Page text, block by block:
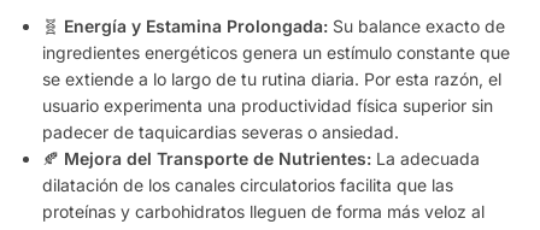
🧬 Energía y Estamina Prolongada: Su balance exacto de
ingredientes energéticos genera un estímulo constante que
se extiende a lo largo de tu rutina diaria. Por esta razón, el
usuario experimenta una productividad física superior sin
padecer de taquicardias severas o ansiedad.
🍂 Mejora del Transporte de Nutrientes: La adecuada
dilatación de los canales circulatorios facilita que las
proteínas y carbohidratos lleguen de forma más veloz al